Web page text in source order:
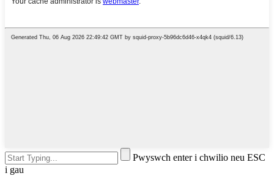
Pwyswch enter i chwilio neu ESC
i gau